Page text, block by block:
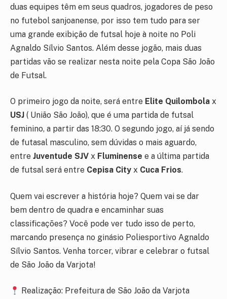
duas equipes têm em seus quadros, jogadores de peso
no futebol sanjoanense, por isso tem tudo para ser
uma grande exibição de futsal hoje à noite no Poli
Agnaldo Sílvio Santos. Além desse jogão, mais duas
partidas vão se realizar nesta noite pela Copa São João
de Futsal.
O primeiro jogo da noite, será entre Elite Quilombola x
USJ ( União São João), que é uma partida de futsal
feminino, a partir das 18:30. O segundo jogo, aí já sendo
de futasal masculino, sem dúvidas o mais aguardo,
entre Juventude SJV x Fluminense e a última partida
de futsal será entre Cepisa City x Cuca Frios.
Quem vai escrever a história hoje? Quem vai se dar
bem dentro de quadra e encaminhar suas
classificações? Você pode ver tudo isso de perto,
marcando presença no ginásio Poliesportivo Agnaldo
Sílvio Santos. Venha torcer, vibrar e celebrar o futsal
de São João da Varjota!
Realização: Prefeitura de São João da Varjota